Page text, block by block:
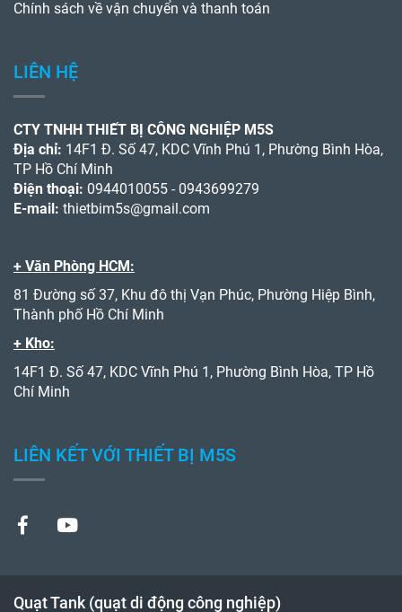
Quạt Tank (quạt di động công nghiệp)
Chính sách về vận chuyển và thanh toán
LIÊN HỆ
CTY TNHH THIẾT BỊ CÔNG NGHIỆP M5S
Địa chỉ: 14F1 Đ. Số 47, KDC Vĩnh Phú 1, Phường Bình Hòa,
TP Hồ Chí Minh
Điện thoại: 0944010055 - 0943699279
E-mail: thietbim5s@gmail.com
+ Văn Phòng HCM:
81 Đường số 37, Khu đô thị Vạn Phúc, Phường Hiệp Bình,
Thành phố Hồ Chí Minh
+ Kho:
14F1 Đ. Số 47, KDC Vĩnh Phú 1, Phường Bình Hòa, TP Hồ
Chí Minh
LIÊN KẾT VỚI THIẾT BỊ M5S